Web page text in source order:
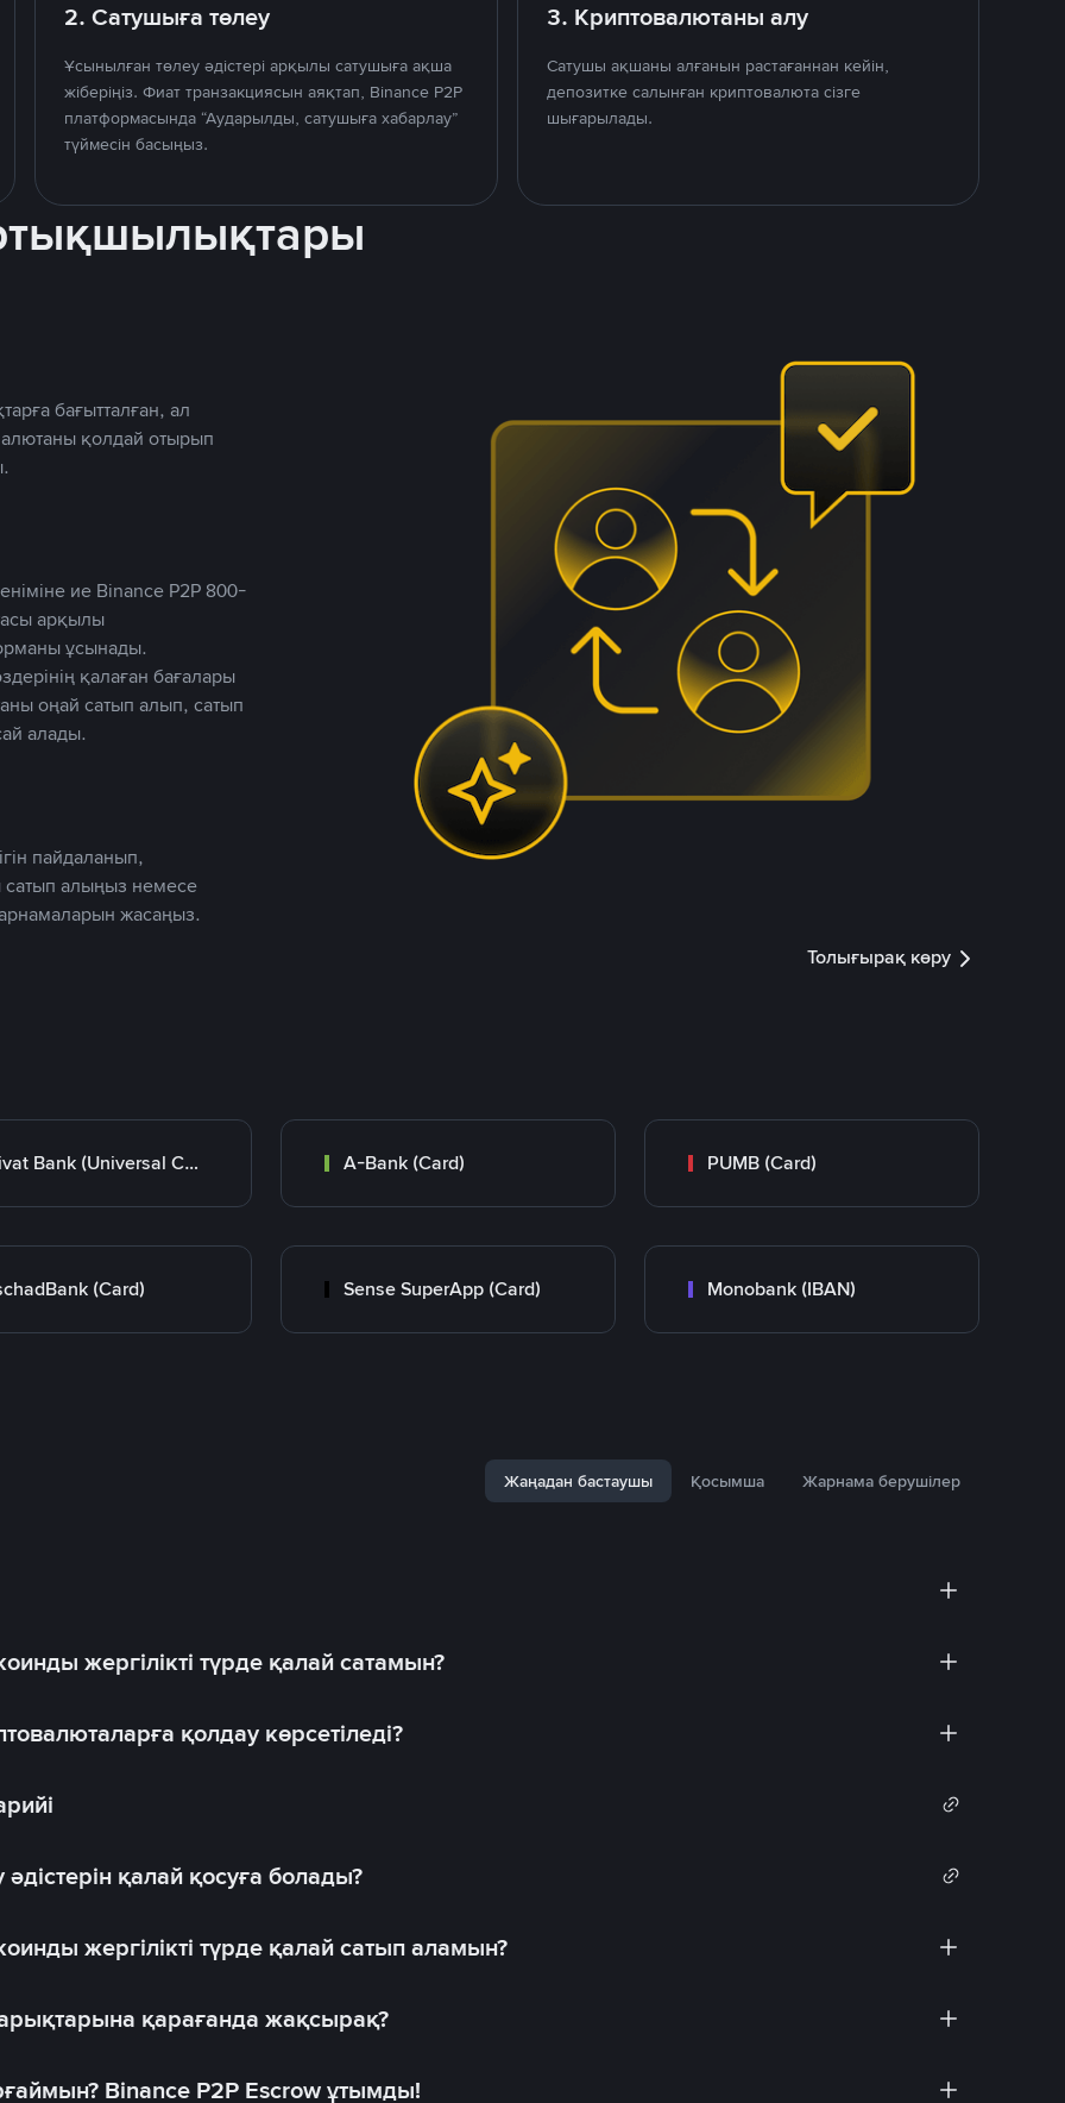
2. Сатушыға төлеу
Ұсынылған төлеу әдістері арқылы сатушыға ақша
жіберіңіз. Фиат транзакциясын аяқтап, Binance P2P
платформасында “Аударылды, сатушыға хабарлау”
түймесін басыңыз.
3. Криптовалютаны алу
Сатушы ақшаны алғанын растағаннан кейін,
депозитке салынған криптовалюта сізге
шығарылады.
бағытталған, ал
қолдай отырып
ие Binance P2P 800-
арқылы
ұсынады.
қалаған бағалары
оңай сатып алып, сатып
алады.
пайдаланып,
сатып алыңыз немесе
жасаңыз.
Толығырақ көру
Privat Bank (Universal Card) A-Bank (Card) PUMB (Card)
(Card) Sense SuperApp (Card) Monobank (IBAN)
Жаңадан бастаушы Қосымша Жарнама берушілер
жергілікті түрде қалай сатамын?
қолдау көрсетіледі?
қалай қосуға болады?
жергілікті түрде қалай сатып аламын?
қарағанда жақсырақ?
Binance P2P Escrow ұтымды!